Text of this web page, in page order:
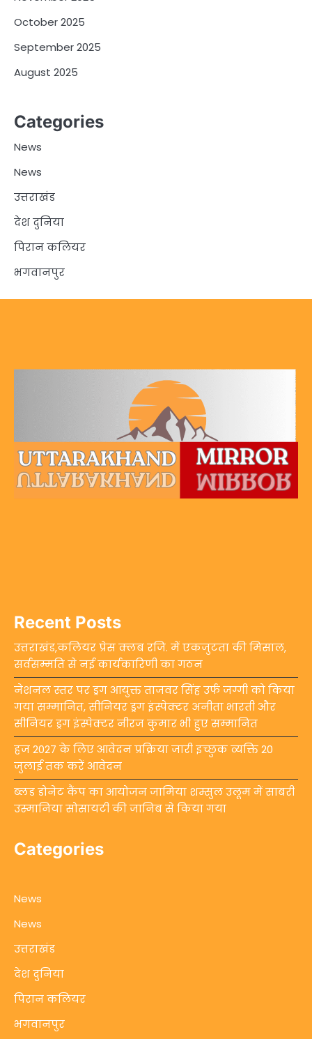
October 2025
September 2025
August 2025
Categories
News
News
उत्तराखंड
देश दुनिया
पिरान कलियर
भगवानपुर
Recent Posts
उत्तराखंड,कलियर प्रेस क्लब रजि. में एकजुटता की मिसाल,
सर्वसम्मति से नई कार्यकारिणी का गठन
नेशनल स्तर पर ड्रग आयुक्त ताजवर सिंह उर्फ जग्गी को किया
गया सम्मानित, सीनियर ड्रग इंस्पेक्टर अनीता भारती और
सीनियर ड्रग इंस्पेक्टर नीरज कुमार भी हुए सम्मानित
हज 2027 के लिए आवेदन प्रक्रिया जारी इच्छुक व्यक्ति 20
जुलाई तक करें आवेदन
ब्लड डोनेट कैंप का आयोजन जामिया शम्सुल उलूम में साबरी
उस्मानिया सोसायटी की जानिब से किया गया
Categories
News
News
उत्तराखंड
देश दुनिया
पिरान कलियर
भगवानपुर